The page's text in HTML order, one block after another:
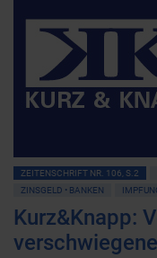
ZEITENSCHRIFT NR. 106, S.2
ZINSGELD • BANKEN
Kurz&Knapp: